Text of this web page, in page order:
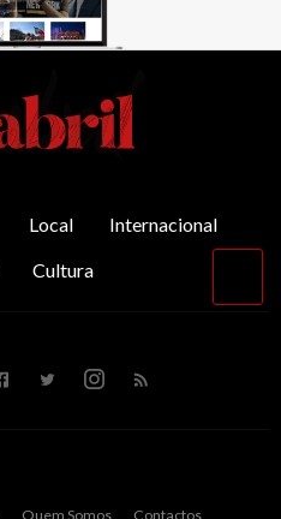
Local
Internacional
Cultura
Quem Somos Contactos